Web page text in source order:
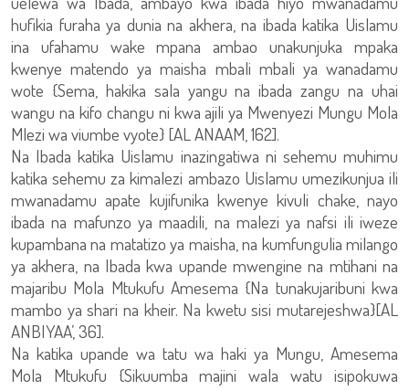
hufikia furaha ya dunia na akhera, na ibada katika Uislamu
ina ufahamu wake mpana ambao unakunjuka mpaka
kwenye matendo ya maisha mbali mbali ya wanadamu
wote {Sema, hakika sala yangu na ibada zangu na uhai
wangu na kifo changu ni kwa ajili ya Mwenyezi Mungu Mola
Mlezi wa viumbe vyote} [AL ANAAM, 162].
Na Ibada katika Uislamu inazingatiwa ni sehemu muhimu
katika sehemu za kimalezi ambazo Uislamu umezikunjua ili
mwanadamu apate kujifunika kwenye kivuli chake, nayo
ibada na mafunzo ya maadili, na malezi ya nafsi ili iweze
kupambana na matatizo ya maisha, na kumfungulia milango
ya akhera, na Ibada kwa upande mwengine na mtihani na
majaribu Mola Mtukufu Amesema {Na tunakujaribuni kwa
mambo ya shari na kheir. Na kwetu sisi mutarejeshwa}[AL
ANBIYAA’, 36].
Na katika upande wa tatu wa haki ya Mungu, Amesema
Mola Mtukufu {Sikuumba majini wala watu isipokuwa